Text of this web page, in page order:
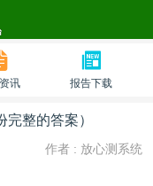
讯 报告下载
整的答案）
作者 : 放心测系统